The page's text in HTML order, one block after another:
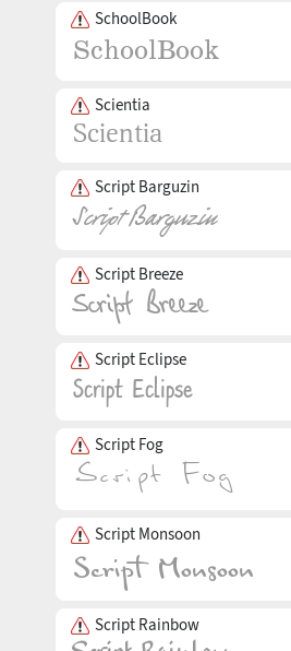
SchoolBook
Scientia
Script Barguzin
Script Breeze
Script Eclipse
Script Fog
Script Monsoon
Script Rainbow